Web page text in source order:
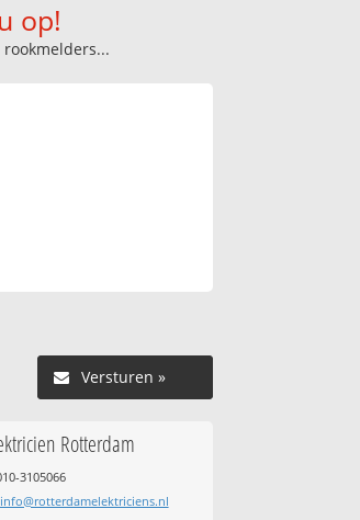
op!
Versturen »
Rotterdam
3105066
info@rotterdamelektriciens.nl